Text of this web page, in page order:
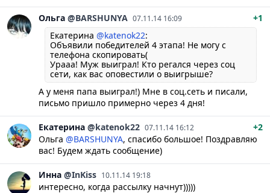
Ольга @BARSHUNYA 07.11.14 16:09
+1
Екатерина @katenok22:
Объявили победителей 4 этапа! Не могу с
телефона скопировать(
Урааа! Муж выиграл! Кто регался через соц
сети, как вас оповестили о выигрыше?
А у меня папа выиграл!) Мне в соц.сеть и писали,
письмо пришло примерно через 4 дня!
Екатерина @katenok22 07.11.14 16:12
+2
Ольга @BARSHUNYA, спасибо большое! Поздравляю
вас! Будем ждать сообщение)
Инна @InKiss 10.11.14 19:18
интересно, когда рассылку начнут)))))